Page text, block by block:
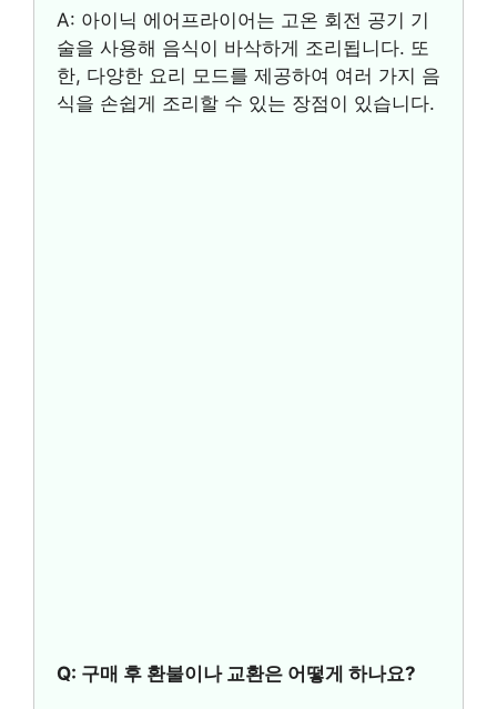
A: 아이닉 에어프라이어는 고온 회전 공기 기
술을 사용해 음식이 바삭하게 조리됩니다. 또
한, 다양한 요리 모드를 제공하여 여러 가지 음
식을 손쉽게 조리할 수 있는 장점이 있습니다.
Q: 구매 후 환불이나 교환은 어떻게 하나요?